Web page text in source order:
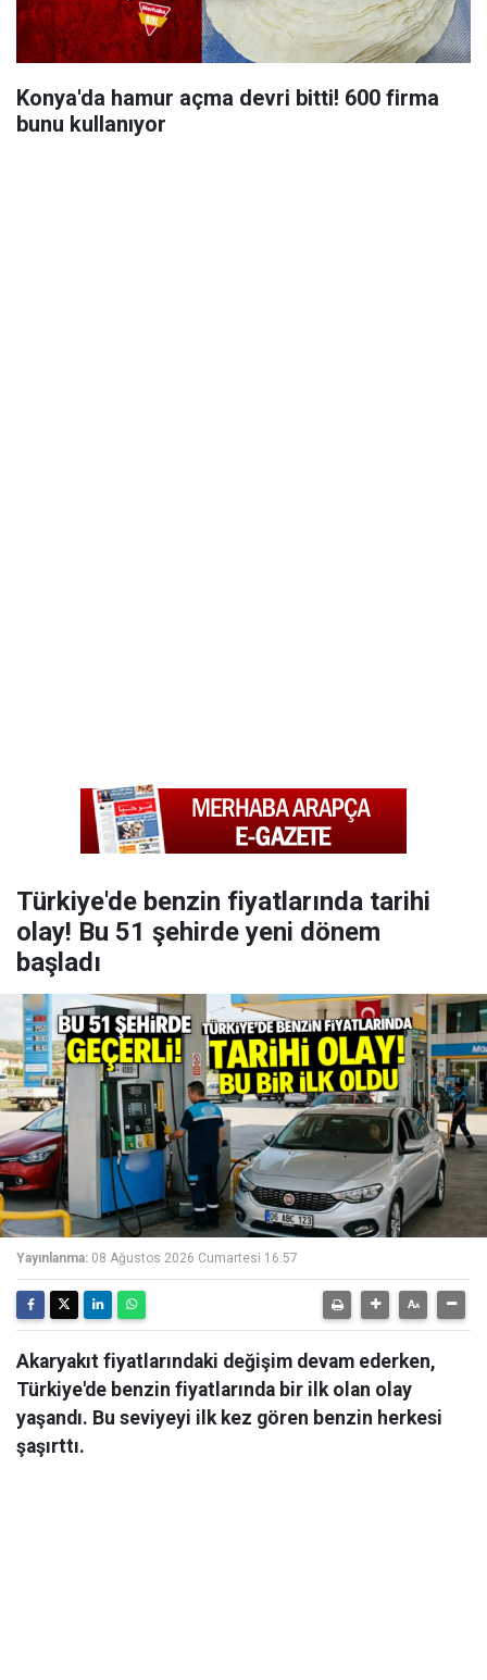
Konya'da hamur açma devri bitti! 600 firma
bunu kullanıyor
Türkiye'de benzin fiyatlarında tarihi
olay! Bu 51 şehirde yeni dönem
başladı
Yayınlanma: 08 Ağustos 2026 Cumartesi 16:57
Akaryakıt fiyatlarındaki değişim devam ederken,
Türkiye'de benzin fiyatlarında bir ilk olan olay
yaşandı. Bu seviyeyi ilk kez gören benzin herkesi
şaşırttı.